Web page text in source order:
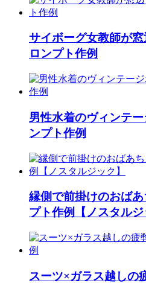
サイボーグ女教師が
ロンプト作例
男性水着のヴィンテ
ンプト作例
縁側で前掛けのおば
プト作例【ノスタルジ
スーツ×ガラス越しの